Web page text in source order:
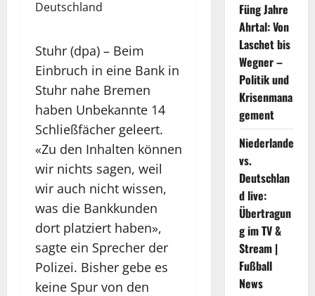
Stuhr (dpa) – Beim
Einbruch in eine Bank in
Stuhr nahe Bremen
haben Unbekannte 14
Schließfächer geleert.
«Zu den Inhalten können
wir nichts sagen, weil
wir auch nicht wissen,
was die Bankkunden
dort platziert haben»,
sagte ein Sprecher der
Polizei. Bisher gebe es
keine Spur von den
Füng Jahre
Ahrtal: Von
Laschet bis
Wegner –
Politik und
Krisenmana
gement
Niederlande
vs.
Deutschlan
d live:
Übertragun
g im TV &
Stream |
Fußball
News